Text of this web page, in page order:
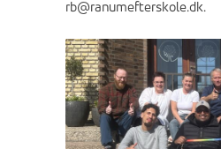
rb@ranumefterskole.dk.